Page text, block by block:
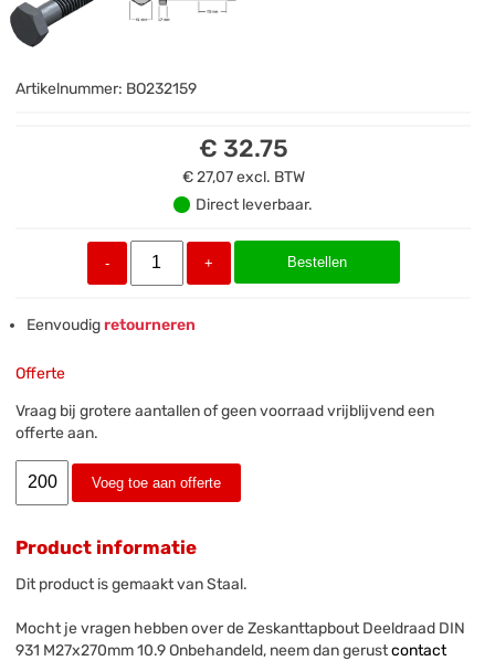
Artikelnummer: BO232159
€ 32.75
€ 27,07excl. BTW
Direct leverbaar.
- + Bestellen
Eenvoudigretourneren
Offerte
Vraag bij grotere aantallen of geen voorraad vrijblijvend een
offerte aan.
Voeg toe aan offerte
Product informatie
Dit product is gemaakt van Staal.
Mocht je vragen hebben over de Zeskanttapbout Deeldraad DIN
931 M27x270mm 10.9 Onbehandeld, neem dan gerustcontact